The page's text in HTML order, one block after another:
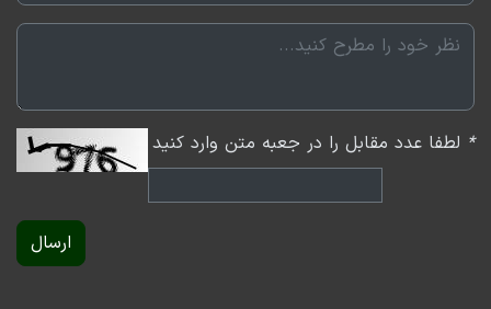
* لطفا عدد مقابل را در جعبه متن وارد کنید
ارسال